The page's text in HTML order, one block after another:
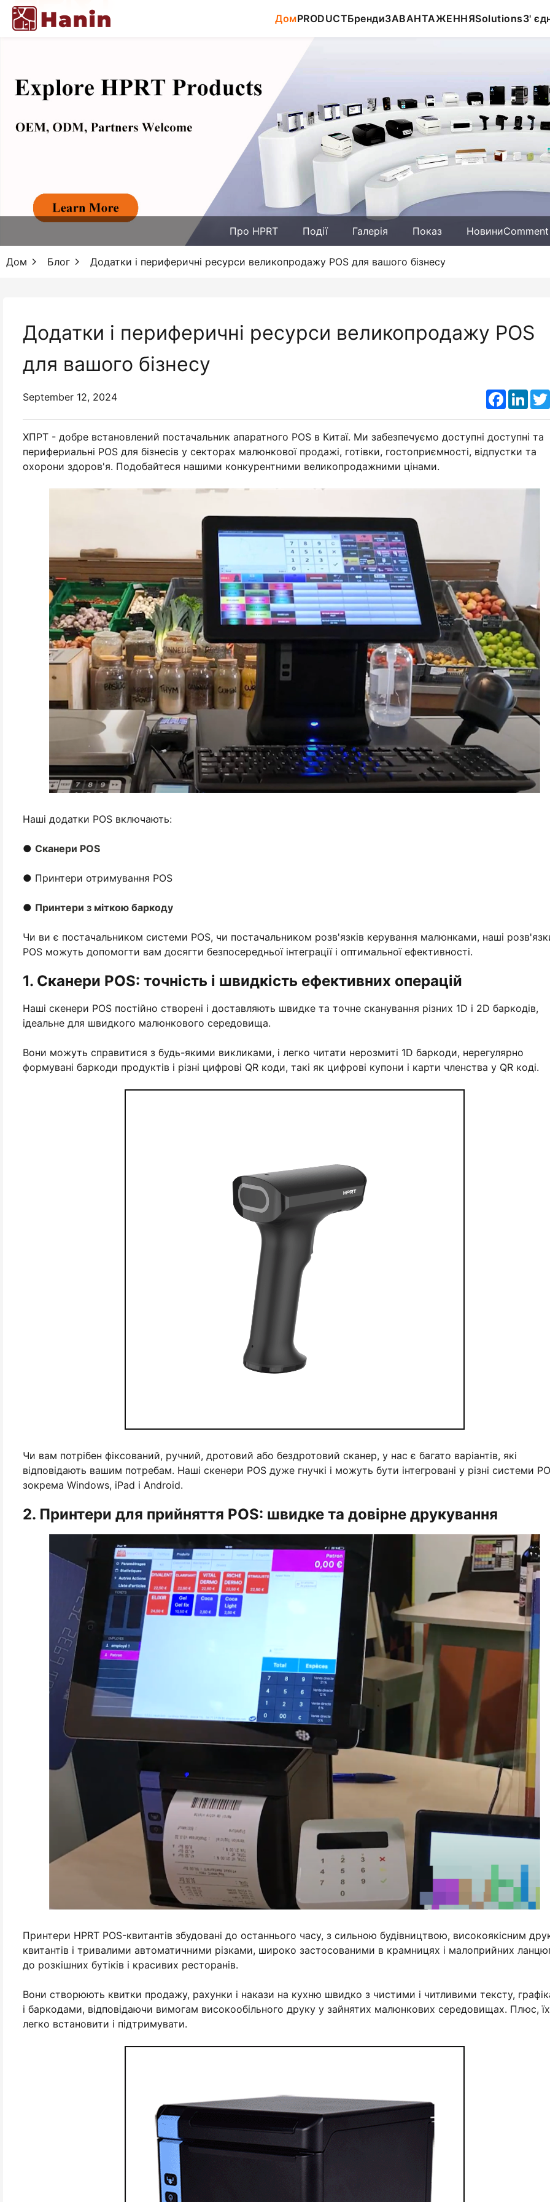
ДомPRODUCTБрендиЗАВАНТАЖЕННЯSolutionsЗ'
Про HPRT Події Галерія Показ НовиниComment
Дом Блог Додатки і периферичні ресурси великопродажу POS для вашого бізнесу
Додатки і периферичні ресурси великопродажу POS
для вашого бізнесу
September 12, 2024
ХПРТ - добре встановлений постачальник апаратного POS в Китаї. Ми забезпечуємо доступні доступні та
перифериальні POS для бізнесів у секторах малюнкової продажі, готівки, гостоприємності, відпустки та
охорони здоров'я. Подобайтеся нашими конкурентними великопродажними цінами.
Наші додатки POS включають:
● Сканери POS
● Принтери отримування POS
● Принтери з міткою баркоду
Чи ви є постачальником системи POS, чи постачальником розв'язків керування малюнками, наші
POS можуть допомогти вам досягти безпосередньої інтеграції і оптимальної ефективності.
1. Сканери POS: точність і швидкість ефективних операцій
Наші скенери POS постійно створені і доставляють швидке та точне сканування різних 1D і 2D баркодів,
ідеальне для швидкого малюнкового середовища.
Вони можуть справитися з будь-якими викликами, і легко читати нерозмиті 1D баркоди, нерегулярно
формувані баркоди продуктів і різні цифрові QR коди, такі як цифрові купони і карти членства у QR коді.
Чи вам потрібен фіксований, ручний, дротовий або бездротовий сканер, у нас є багато варіантів, які
відповідають вашим потребам. Наші скенери POS дуже гнучкі і можуть бути інтегровані у різні системи
зокрема Windows, iPad і Android.
2. Принтери для прийняття POS: швидке та довірне друкування
Принтери HPRT POS-квитантів збудовані до останнього часу, з сильною будівництвою, високоякісним
квитантів і тривалими автоматичними різками, широко застосованими в крамницях і малоприйних
до розкішних бутіків і красивих ресторанів.
Вони створюють квитки продажу, рахунки і накази на кухню швидко з чистими і читливими тексту,
і баркодами, відповідаючи вимогам високообільного друку у зайнятих малюнкових середовищах. Плюс, їх
легко встановити і підтримувати.